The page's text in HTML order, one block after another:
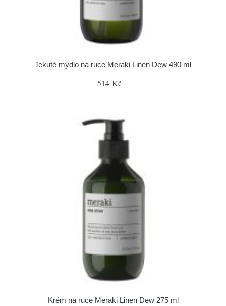
Tekuté mýdlo na ruce Meraki Linen Dew 490 ml
514 Kč
Krém na ruce Meraki Linen Dew 275 ml